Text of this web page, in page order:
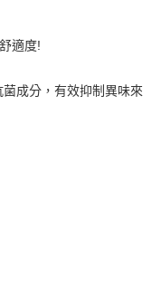
］
適度!
成分，有效抑制異味來